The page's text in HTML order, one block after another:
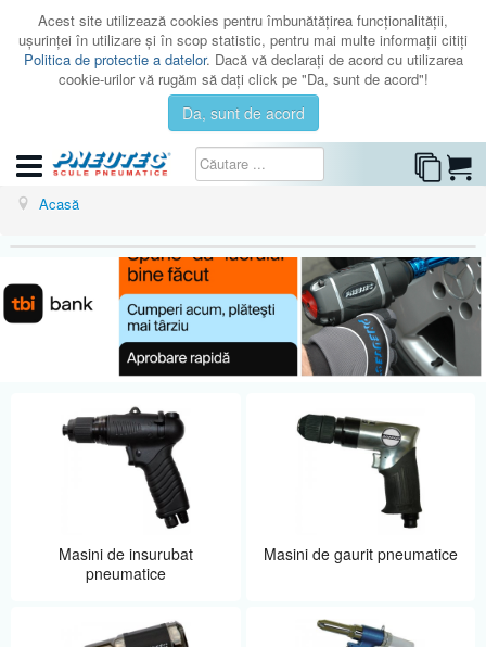
Acest site utilizează cookies pentru îmbunătăţirea funcţionalităţii,
uşurinţei în utilizare şi în scop statistic, pentru mai multe informaţii citiţi
Politica de protectie a datelor. Dacă vă declaraţi de acord cu utilizarea
cookie-urilor vă rugăm să daţi click pe "Da, sunt de acord"!
Da, sunt de acord
CATEGORII
ISTORIC
AUTENTIFICARE
Acasă
Masini de insurubat
pneumatice
Masini de gaurit pneumatice